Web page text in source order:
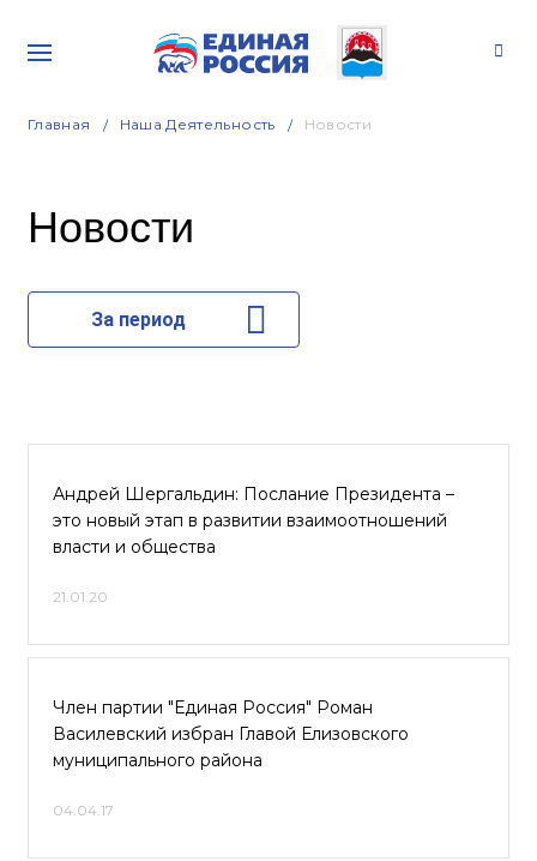
Главная Наша Деятельность Новости
Новости
За период
Андрей Шергальдин: Послание Президента –
это новый этап в развитии взаимоотношений
власти и общества
21.01.20
Член партии "Единая Россия" Роман
Василевский избран Главой Елизовского
муниципального района
04.04.17